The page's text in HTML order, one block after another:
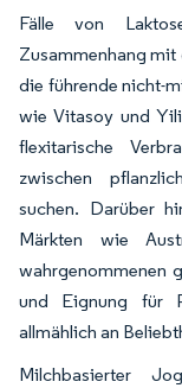
Fälle von
Zusammenhang
die führende nicht-
wie Vitasoy und
flexitarische
zwischen
suchen. Darüber
Märkten wie
wahrgenommenen
und Eignung für
allmählich an
Milchbasierter